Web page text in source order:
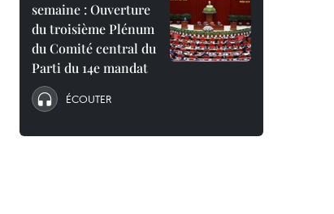
semaine : Ouverture
du troisième Plénum
du Comité central du
Parti du 14e mandat
ÉCOUTER